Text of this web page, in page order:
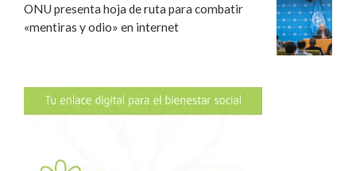
ONU presenta hoja de ruta para combatir
«mentiras y odio» en internet